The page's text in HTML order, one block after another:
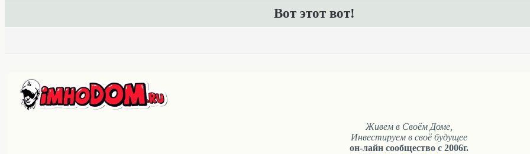
Вот этот вот!
Живем в Своём Доме,
Инвестируем в своё будущее
он-лайн сообщество с 2006г.